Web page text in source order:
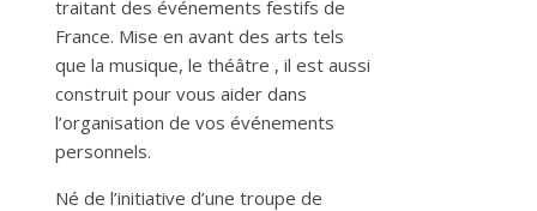
traitant des événements festifs de
France. Mise en avant des arts tels
que la musique, le théâtre , il est aussi
construit pour vous aider dans
l’organisation de vos événements
personnels.
Né de l’initiative d’une troupe de